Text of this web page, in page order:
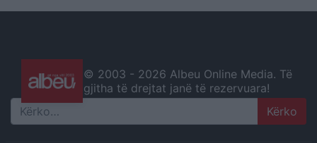
© 2003 - 2026 Albeu Online Media. Të
gjitha të drejtat janë të rezervuara!
Search